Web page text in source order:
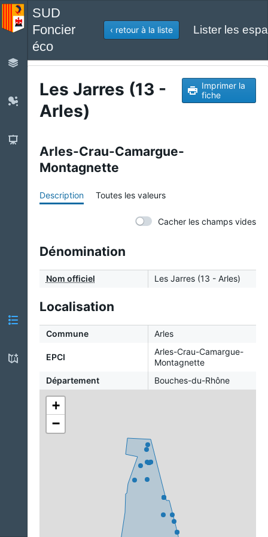
SUD
Foncier
éco
‹ retour à la liste Lister les
Les Jarres (13 -
Arles)
Imprimer la
fiche
Arles-Crau-Camargue-
Montagnette
Description Toutes les valeurs
Cacher les champs vides
Dénomination
Nom officiel Les Jarres (13 - Arles)
Localisation
Commune Arles
EPCI
Arles-Crau-Camargue-
Montagnette
Département
Bouches-du-Rhône
+
−